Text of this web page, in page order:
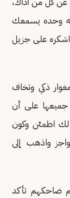
وحده يسمعك
على جزيل
ذكي وتخاف
على أن
لك اطمئن وكون
واذهب إلى
ضاحكهم تأكد